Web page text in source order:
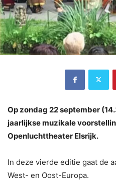
Op zondag 22 september
jaarlijkse muzikale
Openluchttheater Elsrijk.
In deze vierde editie gaat de
West- en Oost-Europa.